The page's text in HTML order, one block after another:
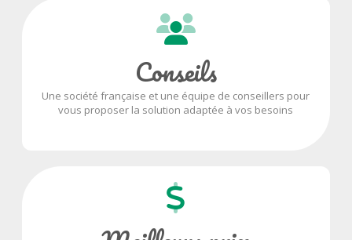
Conseils
Une société française et une équipe de conseillers pour
vous proposer la solution adaptée à vos besoins